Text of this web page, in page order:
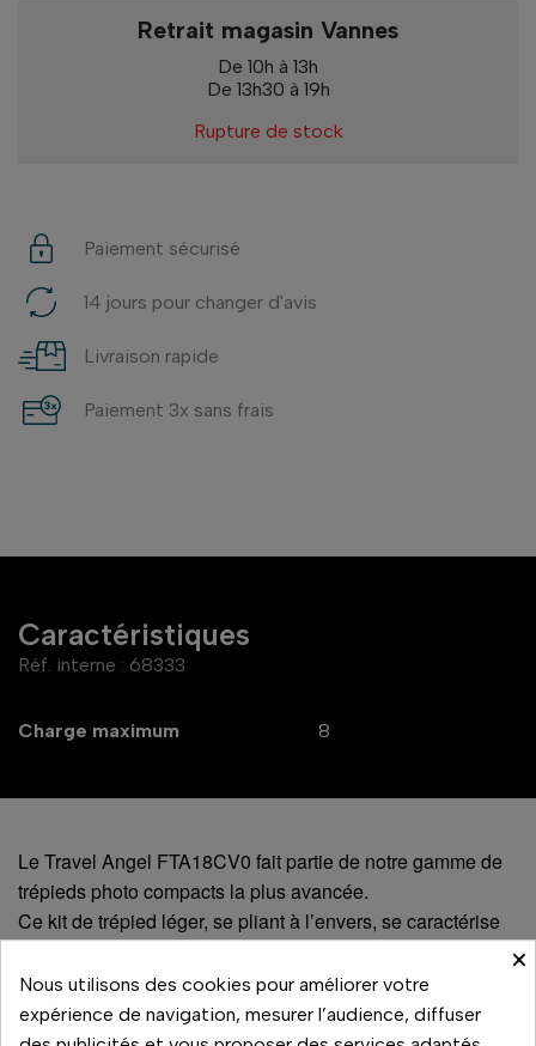
Retrait magasin Vannes
De 10h à 13h
De 13h30 à 19h
Rupture de stock
Paiement sécurisé
14 jours pour changer d'avis
Livraison rapide
Paiement 3x sans frais
Caractéristiques
Réf. interne : 68333
Charge maximum 8
Le Travel Angel FTA18CV0 fait partie de notre gamme de
trépieds photo compacts la plus avancée.
Ce kit de trépied léger, se pliant à l’envers, se caractérise
corps en magnésium et des bagues à vis, une alliance qui
offre une performance sans compromis.
×
Nous utilisons des cookies pour améliorer votre
expérience de navigation, mesurer l’audience, diffuser